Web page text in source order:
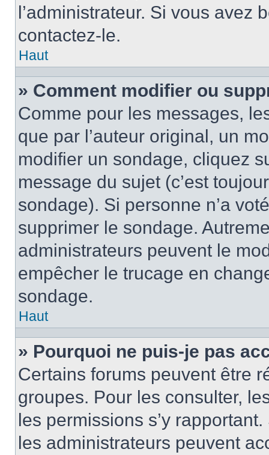
l’administrateur. Si vous avez
contactez-le.
Haut
» Comment modifier ou
Comme pour les messages,
que par l’auteur original, un
modifier un sondage, cliquez
message du sujet (c’est
sondage). Si personne n’a
supprimer le sondage.
administrateurs peuvent le
empêcher le trucage en
sondage.
Haut
» Pourquoi ne puis-je pas
Certains forums peuvent être
groupes. Pour les consulter,
les permissions s’y
les administrateurs peuvent